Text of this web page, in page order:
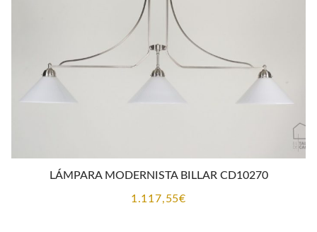
LÁMPARA MODERNISTA BILLAR CD10270
1.117,55€